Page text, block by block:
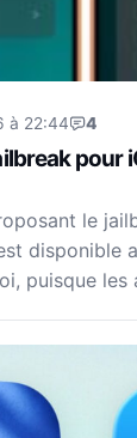
à 22:44 4
pour
le
disponible
puisque les